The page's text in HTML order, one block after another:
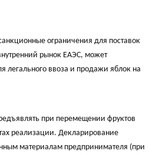
ограничения для поставок
рынок ЕАЭС, может
легального ввоза и продажи яблок на
при перемещении фруктов
реализации. Декларирование
материалам предпринимателя (при